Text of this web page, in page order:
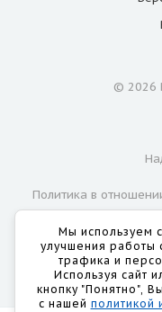
© 2026
Политика в
Согласие на
Мы используем
улучшения работы
трафика и
Используя сайт
кнопку "Понятно",
с нашей политикой